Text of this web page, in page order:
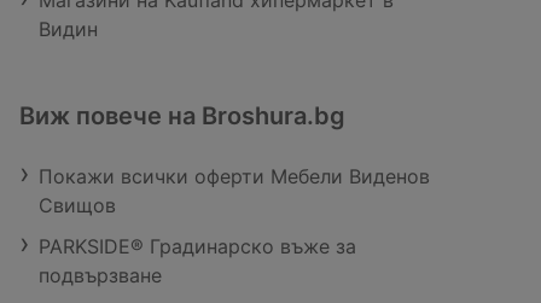
Видин
Виж повече на Broshura.bg
Покажи всички оферти Мебели Виденов
Свищов
PARKSIDE® Градинарско въже за
подвързване